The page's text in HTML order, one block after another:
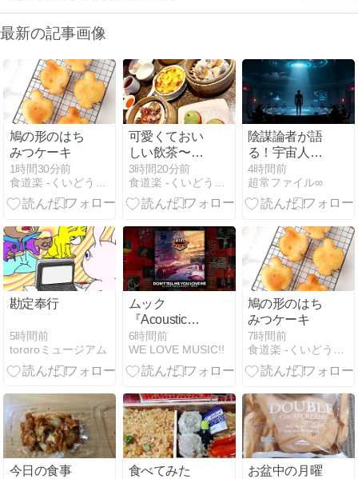
最新の記事画像
鳩の形のはち
みつケーキ
1時間30分前
食道楽 -くいどうらく-
可愛くておい
しい飲茶〜金
魚の点心［紅
磡 新飲茶 （林
森店）］
3時間20分前
食道楽 -くいどうらく-
陰謀論者が語
る！宇宙人と
政府の密
約・・
4時間前
超常ファイル∞
勘定奉行
5時間前
tororoミュージアム
ムック
『Acoustic
Guitar Book
63「特集：ヤ
マハのアイデ
ィ」』が8/18
発売に。
6時間前
WE LOVE MUSIC!!
鳩の形のはち
みつケーキ
7時間前
食道楽 -くいどうらく-
今日の食事
食べてみた
お盆中の月曜